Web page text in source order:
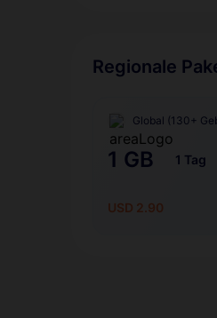
Regionale
Global (130+
1 GB 1 Tag
USD 2.90